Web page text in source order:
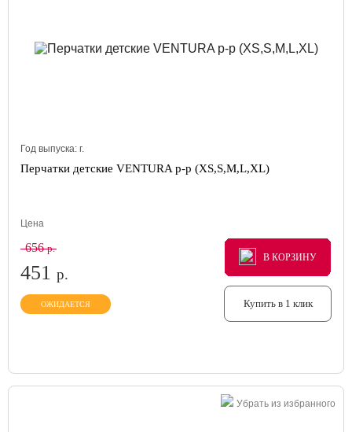
Год выпуска: г.
Перчатки детские VENTURA р-р (XS,S,M,L,XL)
Цена
656р.
451 р.
ОЖИДАЕТСЯ
В КОРЗИНУ
В КОРЗИНУ
В КОРЗИНУ
Купить в 1 клик
Убрать из избранного